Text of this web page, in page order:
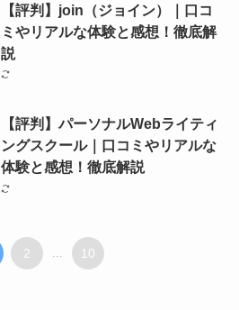
【評判】join（ジョイン）｜口コ
ミやリアルな体験と感想！徹底解
説
【評判】パーソナルWebライティ
ングスクール｜口コミやリアルな
体験と感想！徹底解説
2 10